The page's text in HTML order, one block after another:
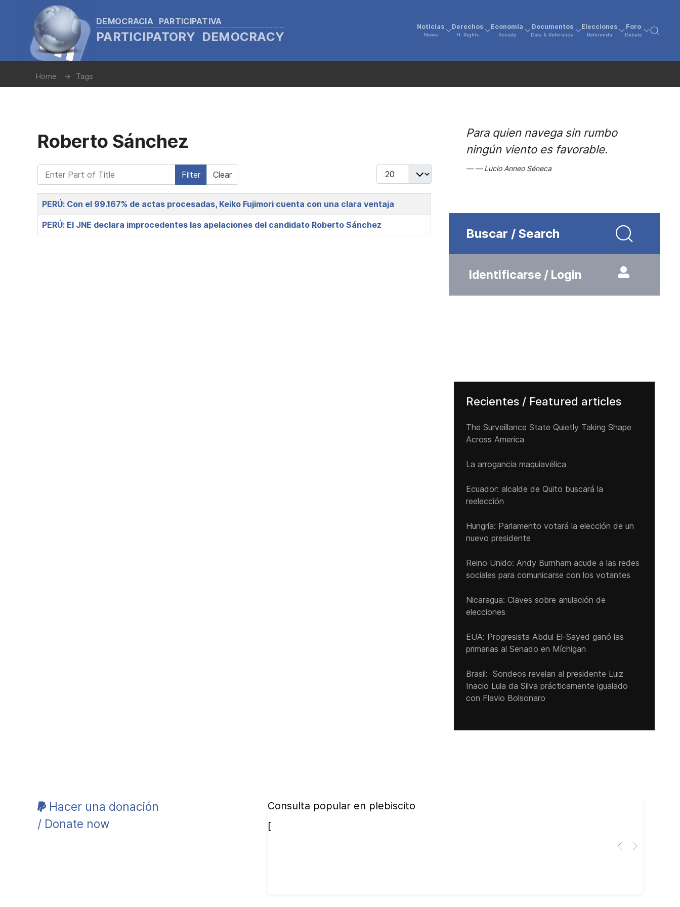
DEMOCRACIA PARTICIPATIVA
PARTICIPATORY DEMOCRACY
Noticias
News
Derechos
H. Rights
Economía
Society
Documentos
Data & Referenda
Elecciones
Referenda
Foro
Debate
Home Tags
Roberto Sánchez
Enter Part of Title Filter Clear Display #
Title
PERÚ: Con el 99.167% de actas procesadas, Keiko Fujimori cuenta con una clara ventaja
PERÚ: El JNE declara improcedentes las apelaciones del candidato Roberto Sánchez
Para quien navega sin rumbo
ningún viento es favorable.
Lucio Anneo Séneca
Buscar / Search
Identificarse / Login
Recientes / Featured articles
The Surveillance State Quietly Taking Shape
Across America
La arrogancia maquiavélica
Ecuador: alcalde de Quito buscará la
reelección
Hungría: Parlamento votará la elección de un
nuevo presidente
Reino Unido: Andy ‌Burnham acude a las redes
sociales para comunicarse con los votantes
Nicaragua: Claves sobre anulación de
elecciones
EUA: Progresista Abdul El-Sayed ganó las
primarias al Senado ‌en Míchigan
Brasil: Sondeos revelan al presidente Luiz
Inacio Lula da Silva prácticamente igualado
con Flavio Bolsonaro
Hacer una donación
/ Donate now
Consulta popular en plebiscito
[